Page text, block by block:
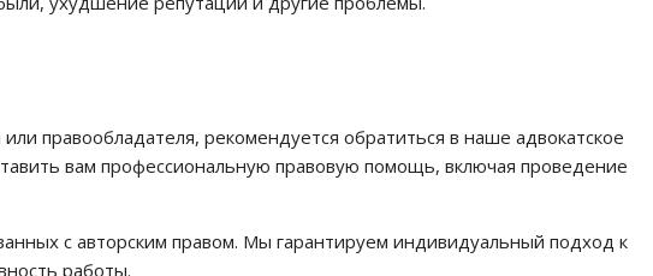
правообладателя, рекомендуется обратиться в наше адвокатское
вам профессиональную правовую помощь, включая проведение
с авторским правом. Мы гарантируем индивидуальный подход к
работы.